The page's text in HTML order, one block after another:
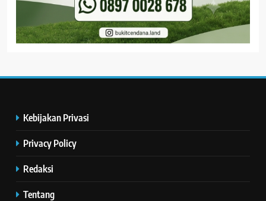
Kebijakan Privasi
Privacy Policy
Redaksi
Tentang